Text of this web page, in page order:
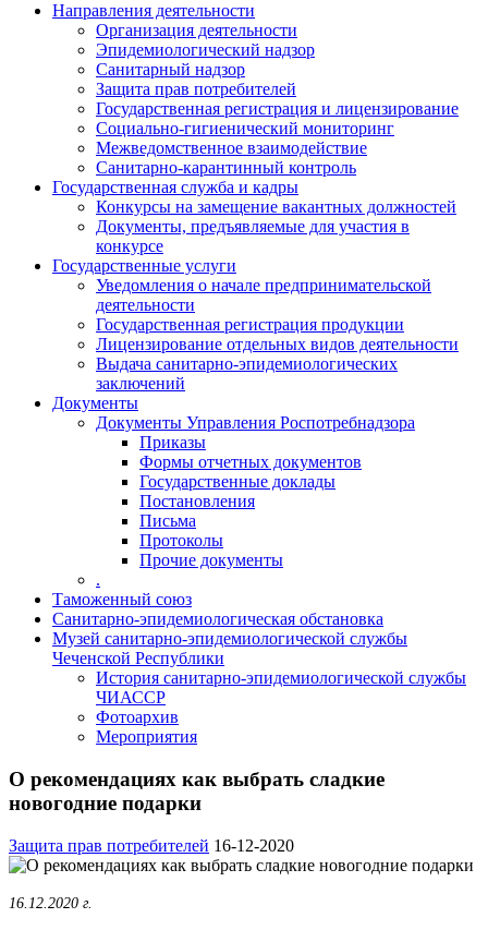
Направления деятельности
Организация деятельности
Эпидемиологический надзор
Санитарный надзор
Защита прав потребителей
Государственная регистрация и лицензирование
Социально-гигиенический мониторинг
Межведомственное взаимодействие
Санитарно-карантинный контроль
Государственная служба и кадры
Конкурсы на замещение вакантных должностей
Документы, предъявляемые для участия в
конкурсе
Государственные услуги
Уведомления о начале предпринимательской
деятельности
Государственная регистрация продукции
Лицензирование отдельных видов деятельности
Выдача санитарно-эпидемиологических
заключений
Документы
Документы Управления Роспотребнадзора
Приказы
Формы отчетных документов
Государственные доклады
Постановления
Письма
Протоколы
Прочие документы
.
Таможенный союз
Санитарно-эпидемиологическая обстановка
Музей санитарно-эпидемиологической службы
Чеченской Республики
История санитарно-эпидемиологической службы
ЧИАССР
Фотоархив
Мероприятия
О рекомендациях как выбрать сладкие
новогодние подарки
Защита прав потребителей 16-12-2020
16.12.2020 г.